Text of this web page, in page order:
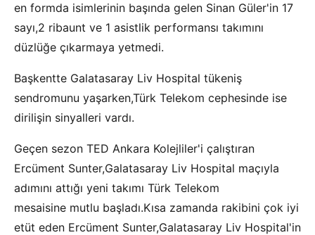
en formda isimlerinin başında gelen Sinan Güler'in 17
sayı,2 ribaunt ve 1 asistlik performansı takımını
düzlüğe çıkarmaya yetmedi.
Başkentte Galatasaray Liv Hospital tükeniş
sendromunu yaşarken,Türk Telekom cephesinde ise
dirilişin sinyalleri vardı.
Geçen sezon TED Ankara Kolejliler'i çalıştıran
Ercüment Sunter,Galatasaray Liv Hospital maçıyla
adımını attığı yeni takımı Türk Telekom
mesaisine mutlu başladı.Kısa zamanda rakibini çok iyi
etüt eden Ercüment Sunter,Galatasaray Liv Hospital'in